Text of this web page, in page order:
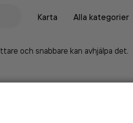
Karta
Alla kategorier
och snabbare kan avhjälpa det.